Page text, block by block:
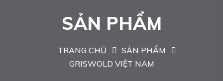
SẢN PHẨM
TRANG CHỦ
SẢN PHẨM
GRISWOLD VIỆT NAM